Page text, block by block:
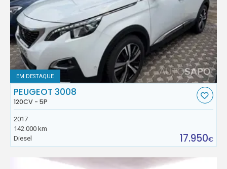
EM DESTAQUE
PEUGEOT 3008
120CV - 5P
2017
142.000 km
Diesel
17.950€